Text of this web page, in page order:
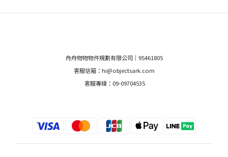
舟舟物物物件規劃有限公司｜95461805
客服信箱：hi@objectsark.com
客服專線：09-09704535